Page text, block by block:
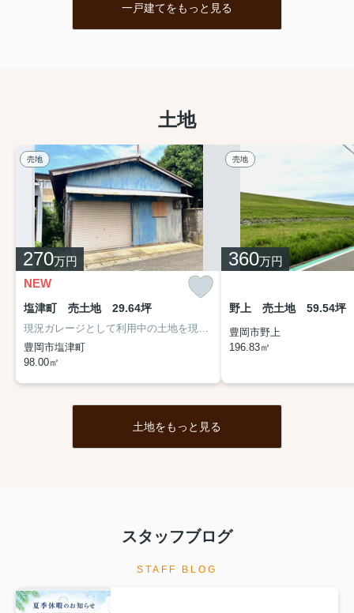
一戸建てをもっと見る
土地
売地
270万円
NEW
塩津町 売土地 29.64坪
豊岡市塩津町
98.00㎡
売地
360万円
野上 売土地 59.54坪
豊岡市野上
196.83㎡
土地をもっと見る
スタッフブログ
STAFF BLOG